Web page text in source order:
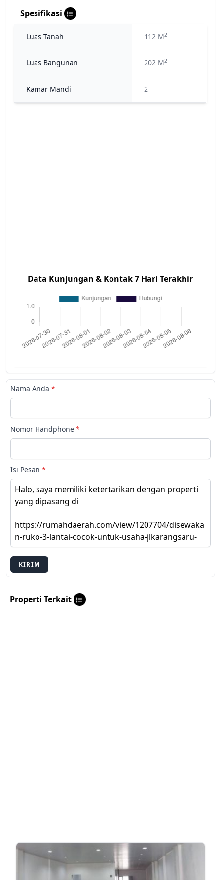
Spesifikasi
Luas Tanah 112 M2
Luas Bangunan 202 M2
Kamar Mandi 2
Data Kunjungan & Kontak 7 Hari Terakhir
Nama Anda *
Nomor Handphone *
Isi Pesan *
KIRIM
Properti Terkait